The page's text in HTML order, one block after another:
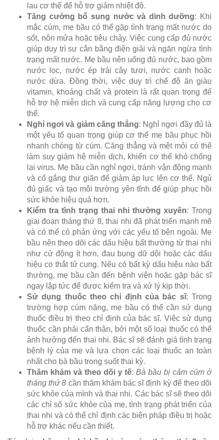
lau cơ thể để hỗ trợ giảm nhiệt độ.
Tăng cường bổ sung nước và dinh dưỡng: Khi
mắc cúm, mẹ bầu có thể gặp tình trạng mất nước do
sốt, nôn mửa hoặc tiêu chảy. Việc cung cấp đủ nước
giúp duy trì sự cân bằng điện giải và ngăn ngừa tình
trạng mất nước. Mẹ bầu nên uống đủ nước, bao gồm
nước lọc, nước ép trái cây tươi, nước canh hoặc
nước dừa. Đồng thời, việc duy trì chế độ ăn giàu
vitamin, khoáng chất và protein là rất quan trọng để
hỗ trợ hệ miễn dịch và cung cấp năng lượng cho cơ
thể.
Nghỉ ngơi và giảm căng thẳng: Nghỉ ngơi đầy đủ là
một yếu tố quan trọng giúp cơ thể mẹ bầu phục hồi
nhanh chóng từ cúm. Căng thẳng và mệt mỏi có thể
làm suy giảm hệ miễn dịch, khiến cơ thể khó chống
lại virus. Mẹ bầu cần nghỉ ngơi, tránh vận động mạnh
và cố gắng thư giãn để giảm áp lực lên cơ thể. Ngủ
đủ giấc và tạo môi trường yên tĩnh để giúp phục hồi
sức khỏe hiệu quả hơn.
Kiểm tra tình trạng thai nhi thường xuyên: Trong
giai đoạn tháng thứ 8, thai nhi đã phát triển mạnh mẽ
và có thể có phản ứng với các yếu tố bên ngoài. Mẹ
bầu nên theo dõi các dấu hiệu bất thường từ thai nhi
như cử động ít hơn, đau bụng dữ dội hoặc các dấu
hiệu co thắt tử cung. Nếu có bất kỳ dấu hiệu nào bất
thường, mẹ bầu cần đến bệnh viện hoặc gặp bác sĩ
ngay lập tức để được kiểm tra và xử lý kịp thời.
Sử dụng thuốc theo chỉ định của bác sĩ: Trong
trường hợp cúm nặng, mẹ bầu có thể cần sử dụng
thuốc điều trị theo chỉ định của bác sĩ. Việc sử dụng
thuốc cần phải cẩn thận, bởi một số loại thuốc có thể
ảnh hưởng đến thai nhi. Bác sĩ sẽ đánh giá tình trạng
bệnh lý của mẹ và lựa chọn các loại thuốc an toàn
nhất cho bà bầu trong suốt thai kỳ.
Thăm khám và theo dõi y tế: Bà bầu bị cảm cúm ở
tháng thứ 8 cần thăm khám bác sĩ định kỳ để theo dõi
sức khỏe của mình và thai nhi. Các bác sĩ sẽ theo dõi
các chỉ số sức khỏe của mẹ, tình trạng phát triển của
thai nhi và có thể chỉ định các biện pháp điều trị hoặc
hỗ trợ khác nếu cần thiết.